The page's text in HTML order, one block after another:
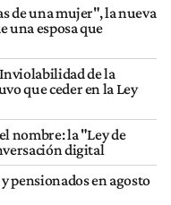
de una mujer", la nueva
una esposa que
de la
que ceder en la Ley
nombre: la "Ley de
digital
pensionados en agosto